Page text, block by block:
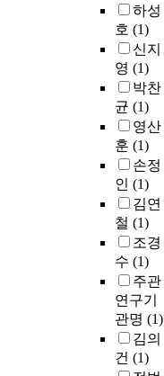
하성
호 (1)
신지
영 (1)
박찬
균 (1)
영산
훈 (1)
손정
인 (1)
김연
철 (1)
조경
수 (1)
주관
연구기
관명 (1)
김의
건 (1)